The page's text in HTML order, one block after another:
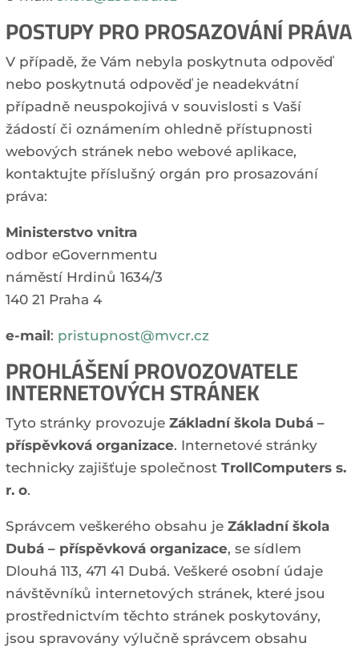
POSTUPY PRO PROSAZOVÁNÍ PRÁVA
V případě, že Vám nebyla poskytnuta odpověď
nebo poskytnutá odpověď je neadekvátní
případně neuspokojivá v souvislosti s Vaší
žádostí či oznámením ohledně přístupnosti
webových stránek nebo webové aplikace,
kontaktujte příslušný orgán pro prosazování
práva:
Ministerstvo vnitra
odbor eGovernmentu
náměstí Hrdinů 1634/3
140 21 Praha 4
e-mail: pristupnost@mvcr.cz
PROHLÁŠENÍ PROVOZOVATELE
INTERNETOVÝCH STRÁNEK
Tyto stránky provozuje Základní škola Dubá –
příspěvková organizace. Internetové stránky
technicky zajišťuje společnostTrollComputers s.
r. o.
Správcem veškerého obsahu je Základní škola
Dubá – příspěvková organizace, se sídlem
Dlouhá 113, 471 41 Dubá. Veškeré osobní údaje
návštěvníků internetových stránek, které jsou
prostřednictvím těchto stránek poskytovány,
jsou spravovány výlučně správcem obsahu